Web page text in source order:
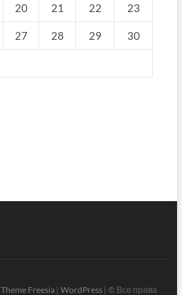
20 21 22 23
27 28 29 30
Theme Freesia| WordPress| © Все права